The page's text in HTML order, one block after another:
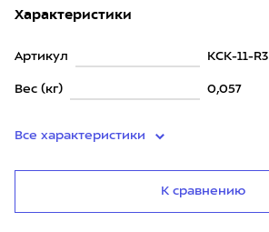
Характеристики
Артикул KCK-11-R3
Вес (кг) 0,057
Все характеристики
К сравнению